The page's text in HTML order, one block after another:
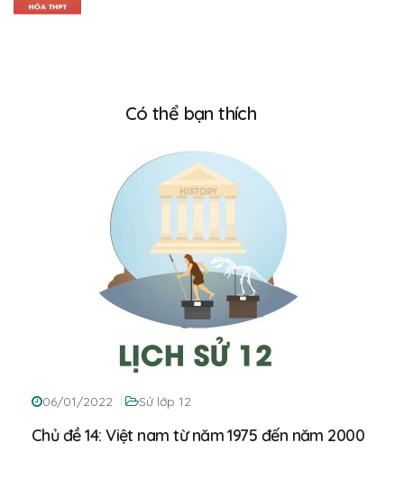
Có thể bạn thích
06/01/2022 Sử lớp 12
Chủ đề 14: Việt nam từ năm 1975 đến năm 2000